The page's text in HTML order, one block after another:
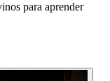
para aprender